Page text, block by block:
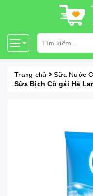
Trang chủ
Sữa Nước
Sữa Bịch Cô gái Hà